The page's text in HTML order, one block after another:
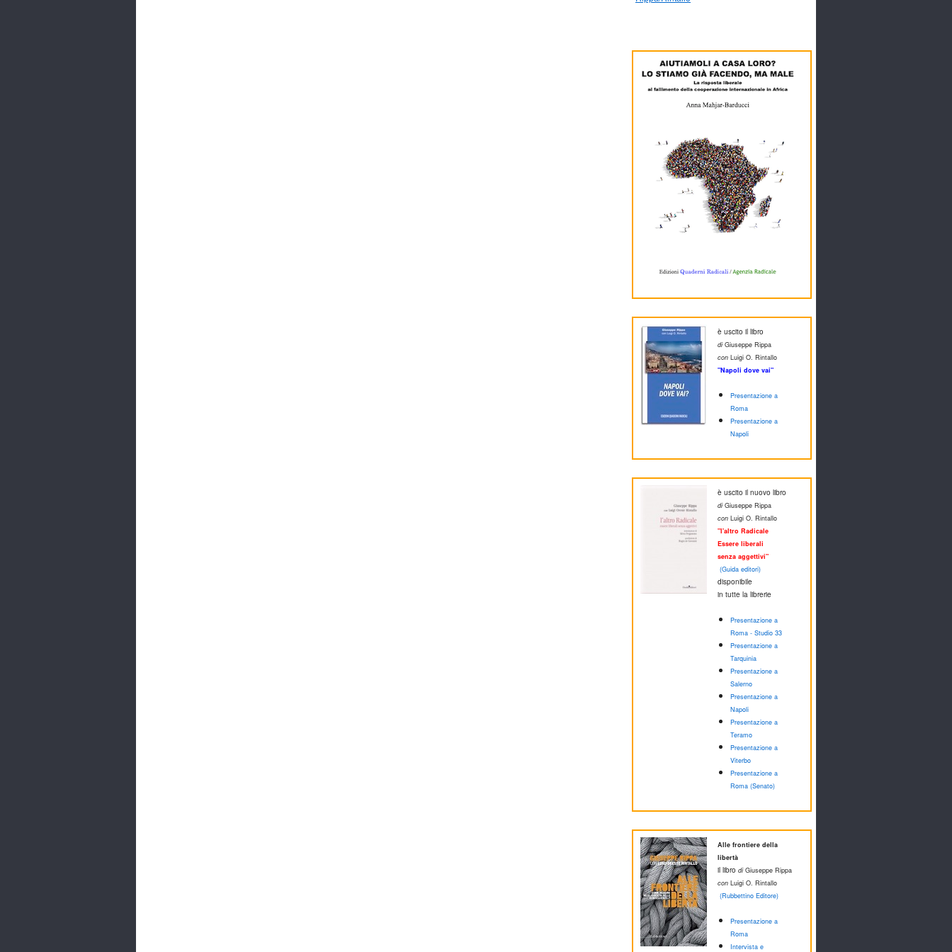
è uscito il libro
diGiuseppe Rippa
con Luigi O. Rintallo
"Napoli dove vai"
Presentazione a
Roma
Presentazione a
Napoli
è uscito il nuovo libro
diGiuseppe Rippa
con Luigi O. Rintallo
"l'altro Radicale
Essere liberali
senza aggettivi"
(Guida editori)
disponibile
in tutte la librerie
Presentazione a
Roma - Studio 33
Presentazione a
Tarquinia
Presentazione a
Salerno
Presentazione a
Napoli
Presentazione a
Teramo
Presentazione a
Viterbo
Presentazione a
Roma (Senato)
Alle frontiere della
libertà
il libro diGiuseppe Rippa
con Luigi O. Rintallo
(Rubbettino Editore)
Presentazione a
Roma
Intervista e